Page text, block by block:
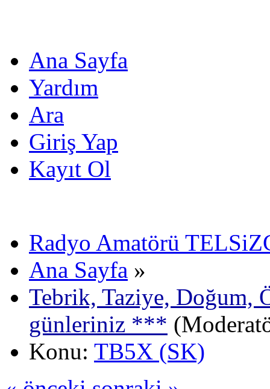
Ana Sayfa
Yardım
Ara
Giriş Yap
Kayıt Ol
Radyo Amatörü
Ana Sayfa »
Tebrik, Taziye, Doğum,
günleriniz ***
Konu: TB5X (SK)